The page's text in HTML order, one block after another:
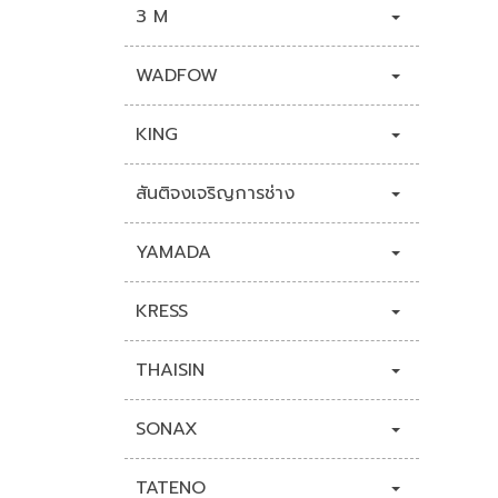
3 M
WADFOW
KING
สันติจงเจริญการช่าง
YAMADA
KRESS
THAISIN
SONAX
TATENO